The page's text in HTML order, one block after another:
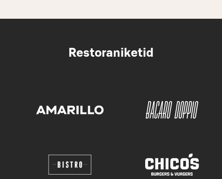
Restoraniketid